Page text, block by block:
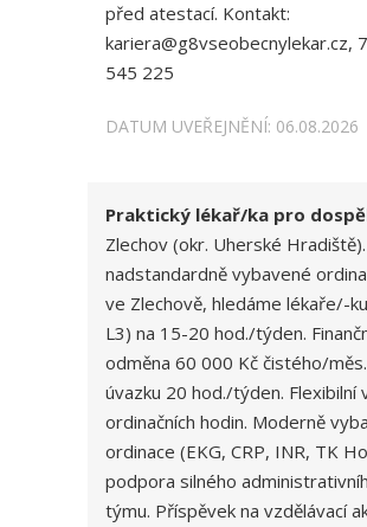
před atestací. Kontakt:
kariera@g8vseobecnylekar.cz,
545 225
DATUM UVEŘEJNĚNÍ: 06.08.2026
Praktický lékař/ka pro
Zlechov (okr. Uherské
nadstandardně vybavené
ve Zlechově, hledáme lékaře/-
L3) na 15-20 hod./týden.
odměna 60 000 Kč čistého/
úvazku 20 hod./týden. Flexibilní
ordinačních hodin. Moderně
ordinace (EKG, CRP, INR, TK
podpora silného
týmu. Příspěvek na vzdělávací